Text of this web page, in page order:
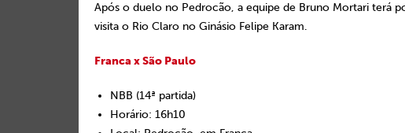
Após o duelo no Pedrocão, a equipe de Bruno Mortari terá
visita o Rio Claro no Ginásio Felipe Karam.
Franca x São Paulo
NBB (14ª partida)
Horário: 16h10